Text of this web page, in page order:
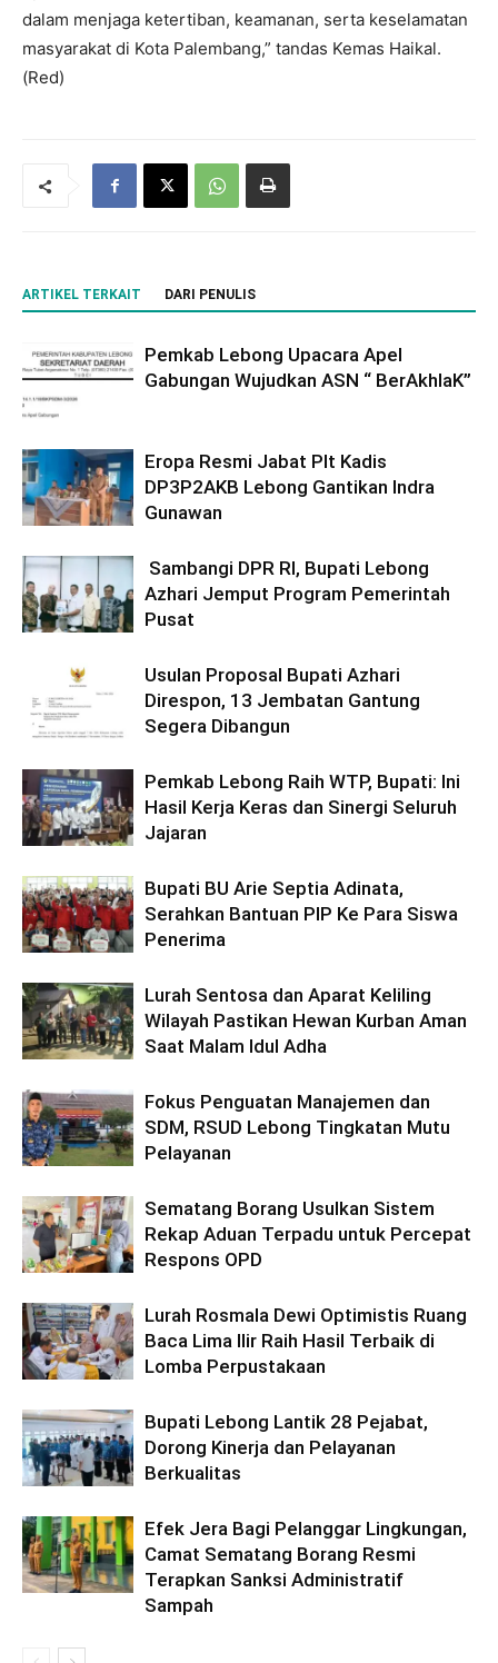
dalam menjaga ketertiban, keamanan, serta keselamatan
masyarakat di Kota Palembang,” tandas Kemas Haikal.
(Red)
ARTIKEL TERKAIT DARI PENULIS
Pemkab Lebong Upacara Apel
Gabungan Wujudkan ASN “ BerAkhlaK”
Eropa Resmi Jabat Plt Kadis
DP3P2AKB Lebong Gantikan Indra
Gunawan
Sambangi DPR RI, Bupati Lebong
Azhari Jemput Program Pemerintah
Pusat
Usulan Proposal Bupati Azhari
Direspon, 13 Jembatan Gantung
Segera Dibangun
Pemkab Lebong Raih WTP, Bupati: Ini
Hasil Kerja Keras dan Sinergi Seluruh
Jajaran
Bupati BU Arie Septia Adinata,
Serahkan Bantuan PIP Ke Para Siswa
Penerima
Lurah Sentosa dan Aparat Keliling
Wilayah Pastikan Hewan Kurban Aman
Saat Malam Idul Adha
Fokus Penguatan Manajemen dan
SDM, RSUD Lebong Tingkatan Mutu
Pelayanan
Sematang Borang Usulkan Sistem
Rekap Aduan Terpadu untuk Percepat
Respons OPD
Lurah Rosmala Dewi Optimistis Ruang
Baca Lima Ilir Raih Hasil Terbaik di
Lomba Perpustakaan
Bupati Lebong Lantik 28 Pejabat,
Dorong Kinerja dan Pelayanan
Berkualitas
Efek Jera Bagi Pelanggar Lingkungan,
Camat Sematang Borang Resmi
Terapkan Sanksi Administratif
Sampah